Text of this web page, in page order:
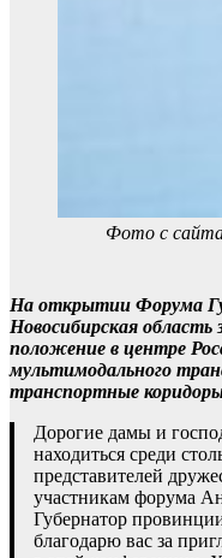
Фото с сайта
На открытии Форума
Новосибирская область
положение в центре
мультимодального
транспортные коридоры
Дорогие дамы и
находиться среди
представителей
участникам форума
Губернатор
благодарю вас за